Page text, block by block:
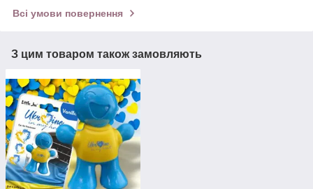
Всі умови повернення
З цим товаром також замовляють